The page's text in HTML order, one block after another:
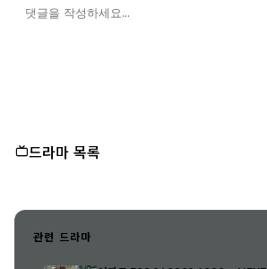
드라마 목록
관련 드라마